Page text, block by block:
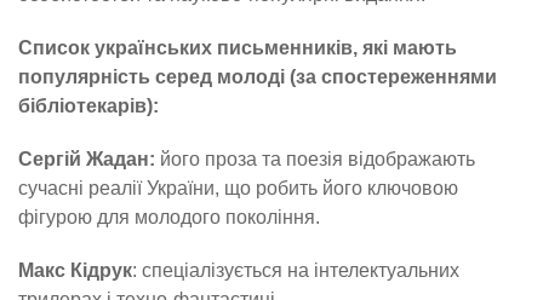
Список українських письменників, які мають
популярність серед молоді (за спостереженнями
бібліотекарів):
Сергій Жадан: його проза та поезія відображають
сучасні реалії України, що робить його ключовою
фігурою для молодого покоління.
Макс Кідрук: спеціалізується на інтелектуальних